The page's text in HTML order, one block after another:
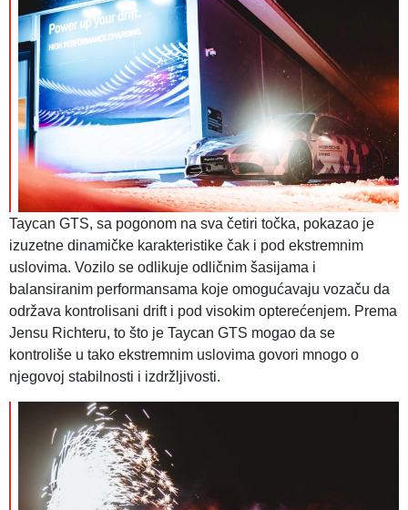
Taycan GTS, sa pogonom na sva četiri točka, pokazao je
izuzetne dinamičke karakteristike čak i pod ekstremnim
uslovima. Vozilo se odlikuje odličnim šasijama i
balansiranim performansama koje omogućavaju vozaču da
održava kontrolisani drift i pod visokim opterećenjem. Prema
Jensu Richteru, to što je Taycan GTS mogao da se
kontroliše u tako ekstremnim uslovima govori mnogo o
njegovoj stabilnosti i izdržljivosti.